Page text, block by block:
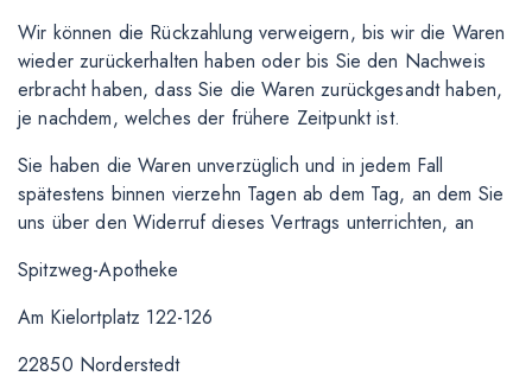
Wir können die Rückzahlung verweigern, bis wir die Waren
wieder zurückerhalten haben oder bis Sie den Nachweis
erbracht haben, dass Sie die Waren zurückgesandt haben,
je nachdem, welches der frühere Zeitpunkt ist.
Sie haben die Waren unverzüglich und in jedem Fall
spätestens binnen vierzehn Tagen ab dem Tag, an dem Sie
uns über den Widerruf dieses Vertrags unterrichten, an
Spitzweg-Apotheke
Am Kielortplatz 122-126
22850 Norderstedt